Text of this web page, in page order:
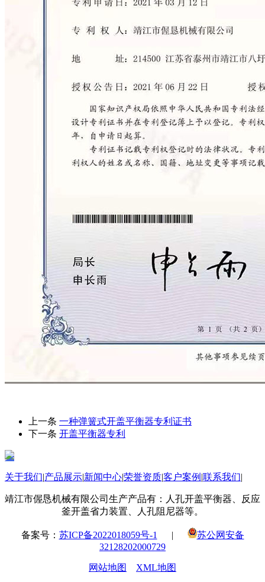
上一条 一种弹簧式开盖平衡器专利证书
下一条 开盖平衡器专利
关于我们|产品展示|新闻中心|荣誉资质|客户案例 |联系我们|
靖江市偓恳机械有限公司生产产品有：人孔开盖平衡器、反应
釜开盖省力装置、人孔阻尼器等。
备案号： 苏ICP备2022018059号-1 |
苏公网安备
32128202000729
网站地图 XML地图